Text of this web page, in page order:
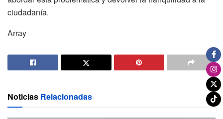
ciudadanía.
Array
Noticias Relacionadas